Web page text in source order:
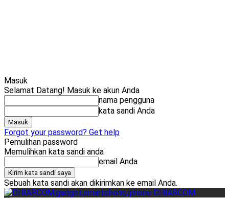
Masuk
Selamat Datang! Masuk ke akun Anda
nama pengguna
kata sandi Anda
Forgot your password? Get help
Pemulihan password
Memulihkan kata sandi anda
email Anda
Sebuah kata sandi akan dikirimkan ke email Anda.
DHIARCOM